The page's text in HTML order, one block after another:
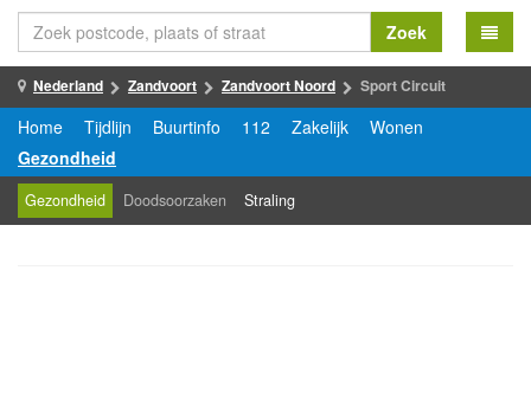
Zoek
Nederland Zandvoort Zandvoort Noord Sport Circuit
Home Tijdlijn Buurtinfo 112 Zakelijk
Wonen
Gezondheid
Gezondheid Doodsoorzaken Straling